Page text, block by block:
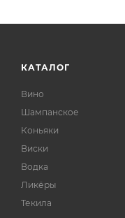
КАТАЛОГ
Вино
Шампанское
Коньяки
Виски
Водка
Ликёры
Текила